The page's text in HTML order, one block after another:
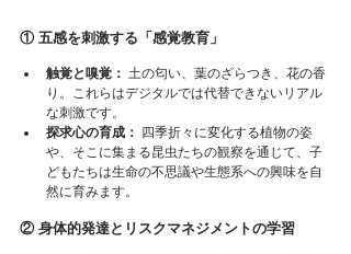
① 五感を刺激する「感覚教育」
触覚と嗅覚： 土の匂い、葉のざらつき、花の香
り。これらはデジタルでは代替できないリアル
な刺激です。
探求心の育成： 四季折々に変化する植物の姿
や、そこに集まる昆虫たちの観察を通じて、子
どもたちは生命の不思議や生態系への興味を自
然に育みます。
② 身体的発達とリスクマネジメントの学習